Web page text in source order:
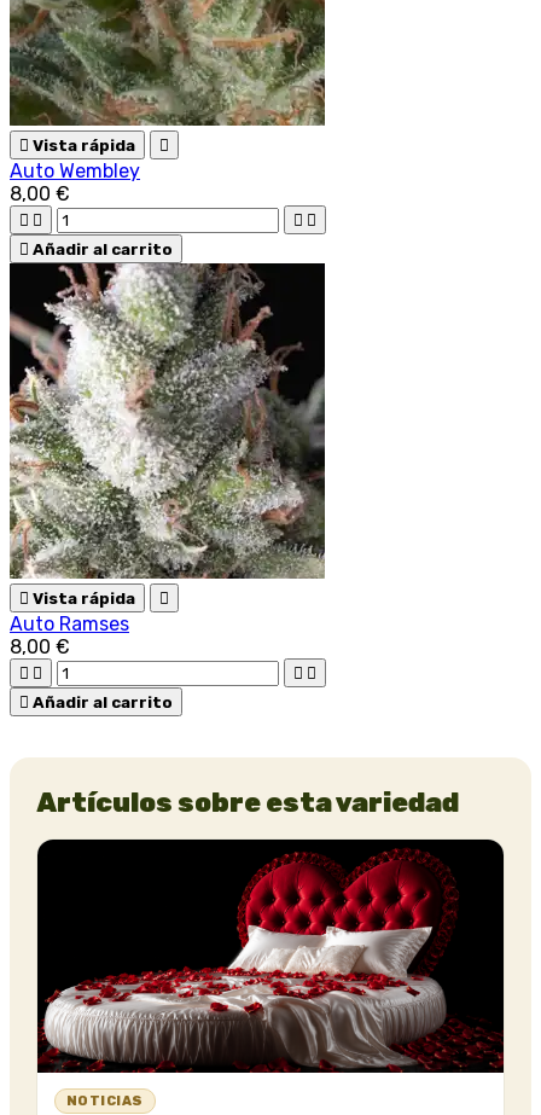
 Vista rápida 
Auto Wembley
8,00 €
   
 Añadir al carrito
 Vista rápida 
Auto Ramses
8,00 €
   
 Añadir al carrito
Artículos sobre esta variedad
NOTICIAS